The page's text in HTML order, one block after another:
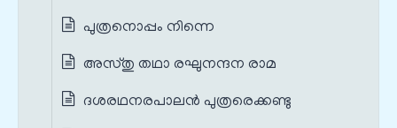
പുത്രനൊപ്പം നിന്നെ
അസ്തു തഥാ രഘുനന്ദന രാമ
ദശരഥനരപാലൻ പുത്രരെക്കണ്ടു